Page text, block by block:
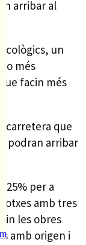
arribar al
un
o més
facin més
carretera que
podran arribar
25% per a
amb tres
les obres
amb origen i